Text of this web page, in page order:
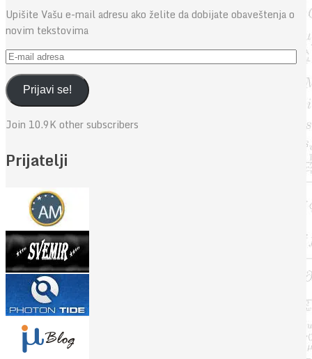
Upišite Vašu e-mail adresu ako želite da dobijate obaveštenja o
novim tekstovima
E-
mail
adresaPrijavi se!
Join 10.9K other subscribers
Prijatelji